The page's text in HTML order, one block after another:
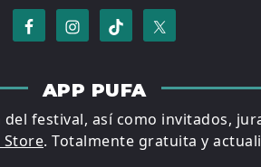
APP PUFA
festival, así como invitados,
Store. Totalmente gratuita y